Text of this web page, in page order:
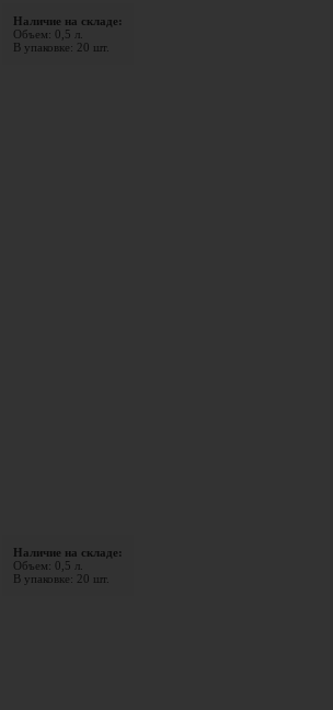
Наличие на складе:
Объем: 0,5 л.
В упаковке: 20 шт.
Наличие на складе:
Объем: 0,5 л.
В упаковке: 20 шт.